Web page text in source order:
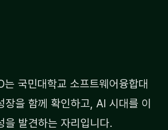
국민대학교 소프트웨어융합대
을 함께 확인하고, AI 시대를 이
을 발견하는 자리입니다.